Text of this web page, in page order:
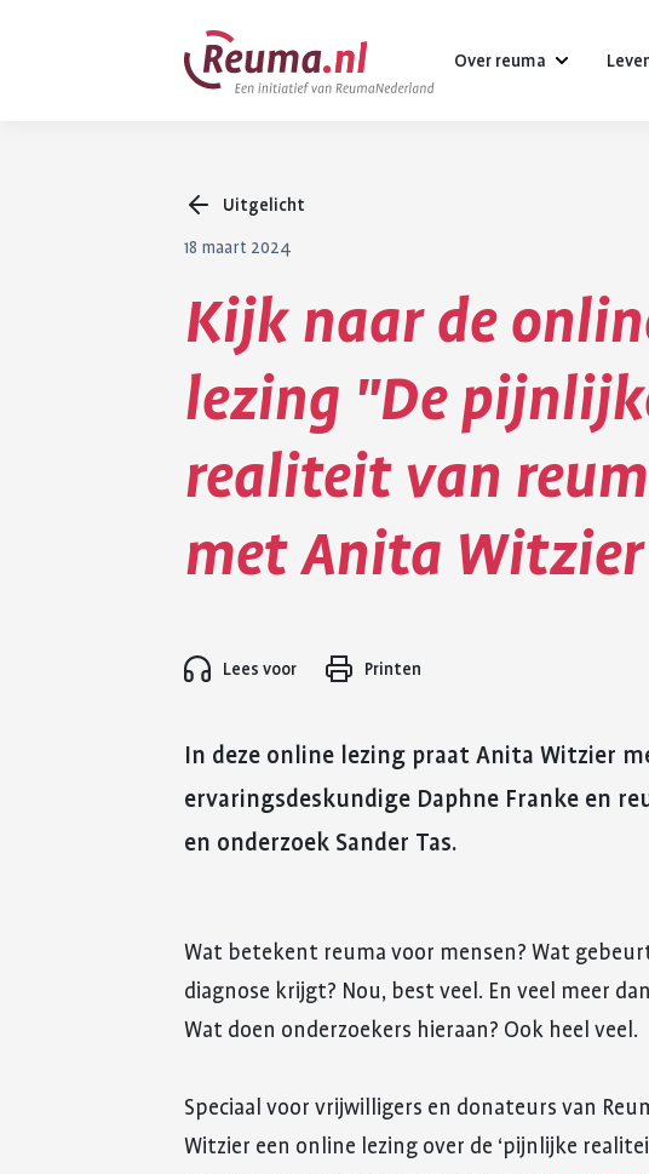
Over reuma
Behandelingen
Komt ook voor bij reuma
Een
Werk
Uitgelicht
18 maart 2024
Kijk naar de
lezing "De
realiteit van
met Anita Witzier
Lees voor Printen
In deze online lezing praat Anita Witzier
ervaringsdeskundige Daphne Franke en
Wat betekent reuma voor mensen? Wat
diagnose krijgt? Nou, best veel. En veel meer
Wat doen onderzoekers hieraan? Ook heel veel.
Speciaal voor vrijwilligers en donateurs van
Witzier een online lezing over de ‘pijnlijke